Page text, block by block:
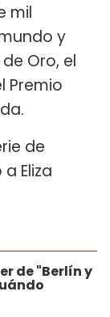
mil
y
Oro, el
Premio
de
Eliza
de "Berlín y